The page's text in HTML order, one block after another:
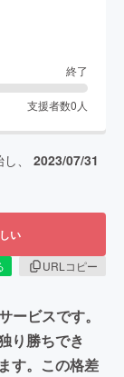
終了
支援者数0 人
、 2023/07/31
い
URLコピー
ービスです。
り勝ちでき
す。この格差